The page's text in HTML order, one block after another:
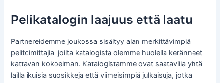
Pelikatalogin laajuus että laatu
Partnereidemme joukossa sisältyy alan merkittävimpiä
pelitoimittajia, joilta katalogista olemme huolella keränneet
kattavan kokoelman. Katalogistamme ovat saatavilla yhtä
lailla ikuisia suosikkeja että viimeisimpiä julkaisuja, jotka